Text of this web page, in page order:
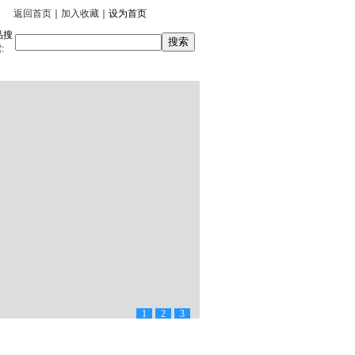
返回首页 加入收藏
设为首页
搜
1 2 3